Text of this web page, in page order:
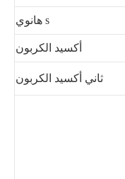
هانوي s
أكسيد الكربون
ثاني أكسيد الكربون